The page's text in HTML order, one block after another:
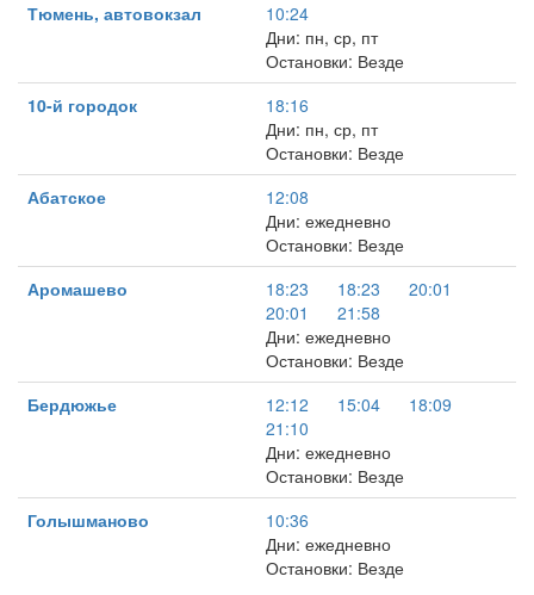
Тюмень, автовокзал
10:24
Дни: пн, ср, пт
Остановки: Везде
10-й городок
18:16
Дни: пн, ср, пт
Остановки: Везде
Абатское
12:08
Дни: ежедневно
Остановки: Везде
Аромашево
18:23 18:23
20:01
20:01
21:58
Дни: ежедневно
Остановки: Везде
Бердюжье
12:12 15:04
18:09
21:10
Дни: ежедневно
Остановки: Везде
Голышманово
10:36
Дни: ежедневно
Остановки: Везде